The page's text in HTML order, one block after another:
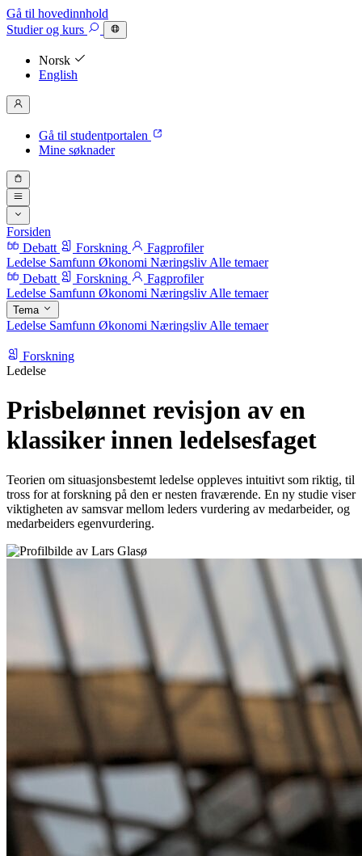
Gå til hovedinnhold
Studierog kurs
Norsk
English
Gå til studentportalen
Mine søknader
Forsiden
Debatt
Forskning
Fagprofiler
Ledelse Samfunn Økonomi Næringsliv Alle temaer
Debatt
Forskning
Fagprofiler
Ledelse Samfunn Økonomi Næringsliv Alle temaer
Tema
Ledelse Samfunn Økonomi Næringsliv Alle temaer
Forskning
Ledelse
Prisbelønnet revisjon av en
klassiker innen ledelsesfaget
Teorien om situasjonsbestemt ledelse oppleves intuitivt som riktig, til
tross for at forskning på den er nesten fraværende. En ny studie viser
viktigheten av samsvar mellom leders vurdering av medarbeider, og
medarbeiders egenvurdering.